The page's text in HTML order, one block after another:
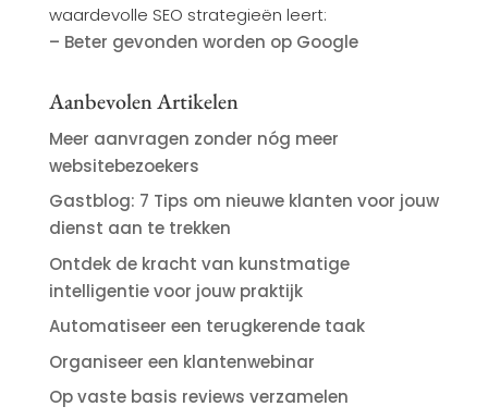
waardevolle SEO strategieën leert:
– Beter gevonden worden op Google
Aanbevolen Artikelen
Meer aanvragen zonder nóg meer
websitebezoekers
Gastblog: 7 Tips om nieuwe klanten voor jouw
dienst aan te trekken
Ontdek de kracht van kunstmatige
intelligentie voor jouw praktijk
Automatiseer een terugkerende taak
Organiseer een klantenwebinar
Op vaste basis reviews verzamelen